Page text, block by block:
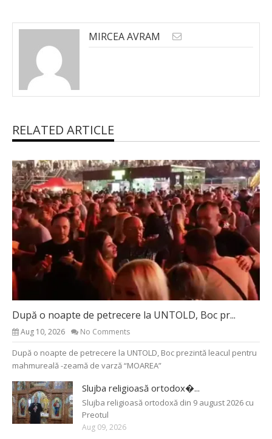
MIRCEA AVRAM
RELATED ARTICLE
După o noapte de petrecere la UNTOLD, Boc pr...
Aug 10, 2026 No Comments
După o noapte de petrecere la UNTOLD, Boc prezintă leacul pentru
mahmureală -zeamă de varză “MOAREA”
Slujba religioasă ortodox�...
Slujba religioasă ortodoxă din 9 august 2026 cu
Preotul
Aug 09, 2026